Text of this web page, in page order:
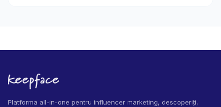
Platforma all-in-one pentru influencer marketing, descoperiți,